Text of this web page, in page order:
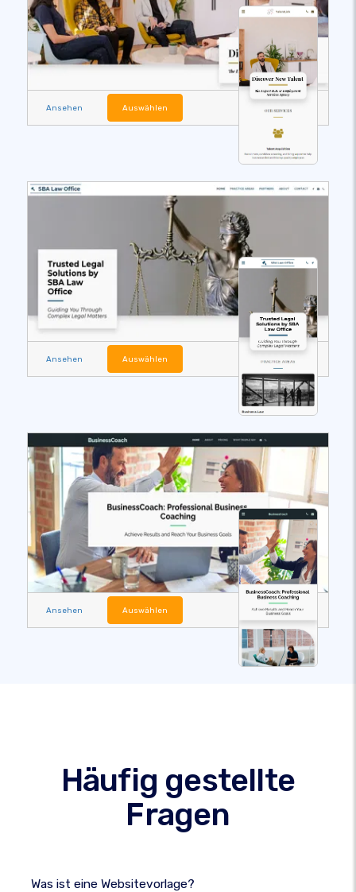
Ansehen Auswählen
Ansehen Auswählen
Ansehen Auswählen
Häufig gestellte
Fragen
Was ist eine Websitevorlage?